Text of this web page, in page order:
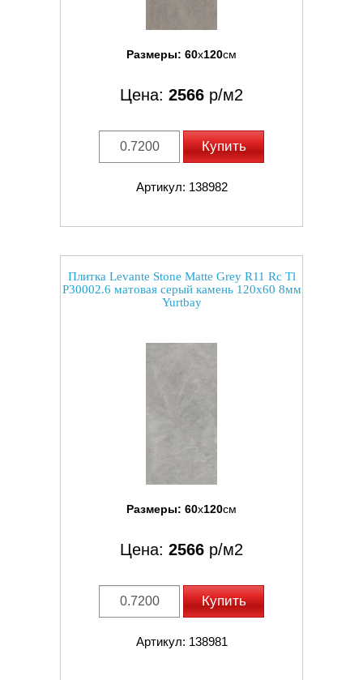
Размеры: 60x120см
Цена: 2566 р/м2
Купить
Артикул: 138982
Плитка Levante Stone Matte Grey R11 Rc Tl
P30002.6 матовая серый камень 120x60 8мм
Yurtbay
Размеры: 60x120см
Цена: 2566 р/м2
Купить
Артикул: 138981